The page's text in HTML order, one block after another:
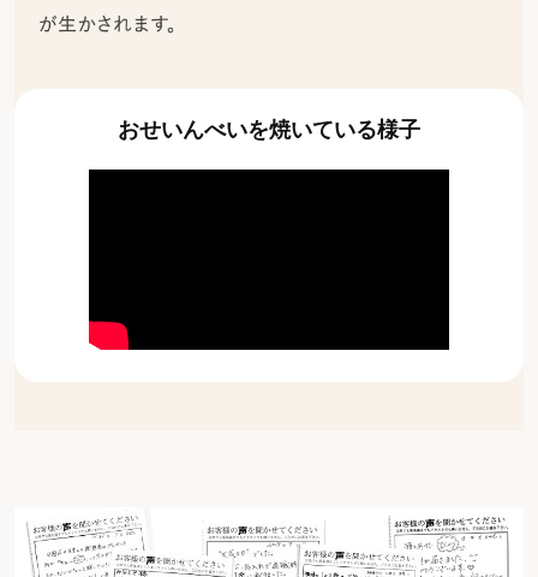
おせいんべいを焼いている様子